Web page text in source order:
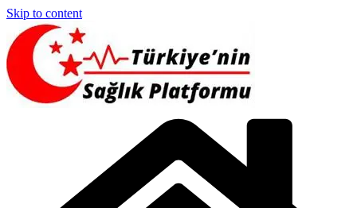
Skip to content